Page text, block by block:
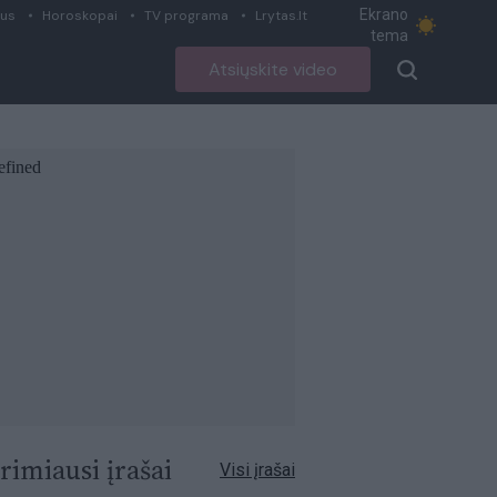
Horoskopai TV programa Lrytas.lt
Ekrano
tema
Atsiųskite video
įrašai Visi įrašai